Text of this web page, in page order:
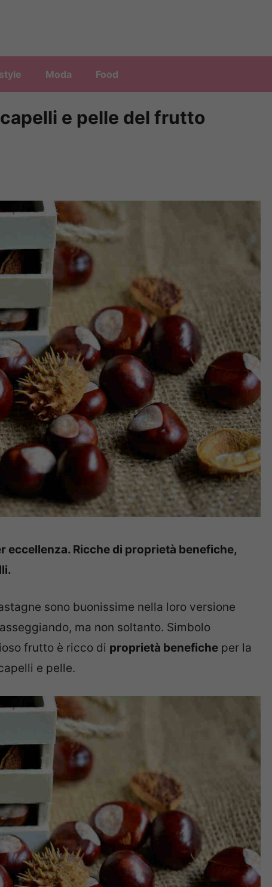
Moda Food
e pelle del frutto
eccellenza. Ricche di proprietà benefiche,
sono buonissime nella loro versione
ma non soltanto. Simbolo
frutto è ricco di proprietà benefiche per la
e pelle.